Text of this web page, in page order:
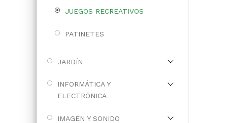
JUEGOS RECREATIVOS
PATINETES
JARDÍN
INFORMÁTICA Y
ELECTRÓNICA
IMAGEN Y SONIDO